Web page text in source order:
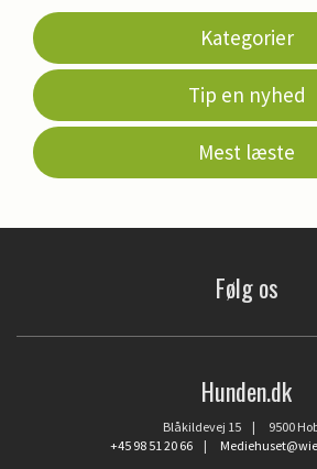
Kategorier
Tip en nyhed
Mest læste
Følg os
Hunden.dk
Blåkildevej 15 | 9500
+45 98 51 20 66|